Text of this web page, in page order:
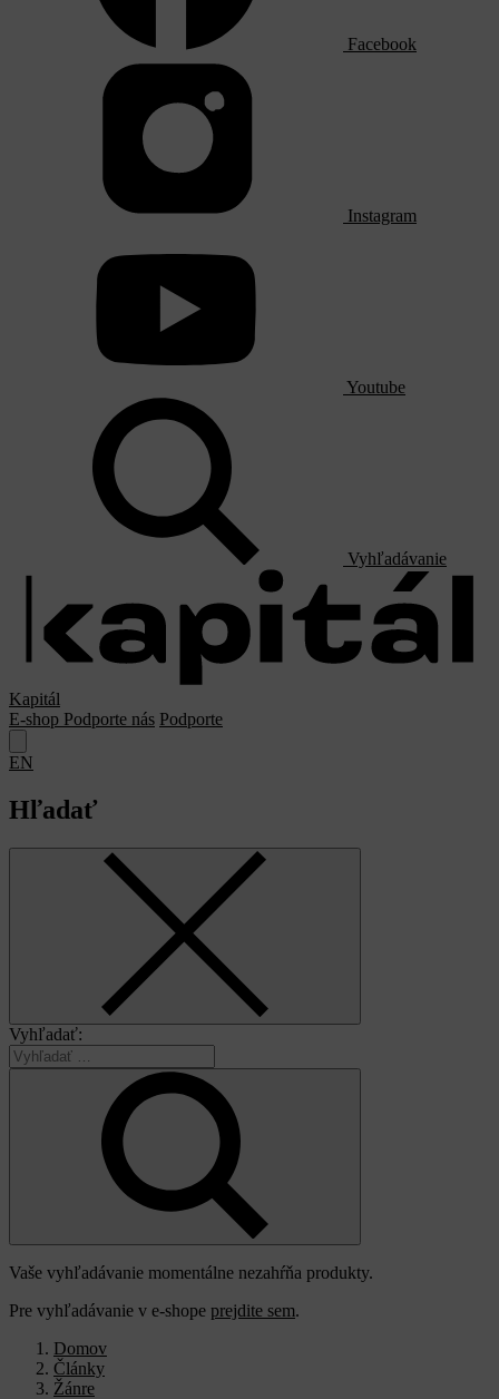
Facebook
Instagram
Youtube
Vyhľadávanie
Kapitál
E-shop Podporte nás Podporte
EN
Hľadať
Vyhľadať:
Vaše vyhľadávanie momentálne nezahŕňa produkty.
Pre vyhľadávanie v e-shope prejdite sem.
Domov
Články
Žánre